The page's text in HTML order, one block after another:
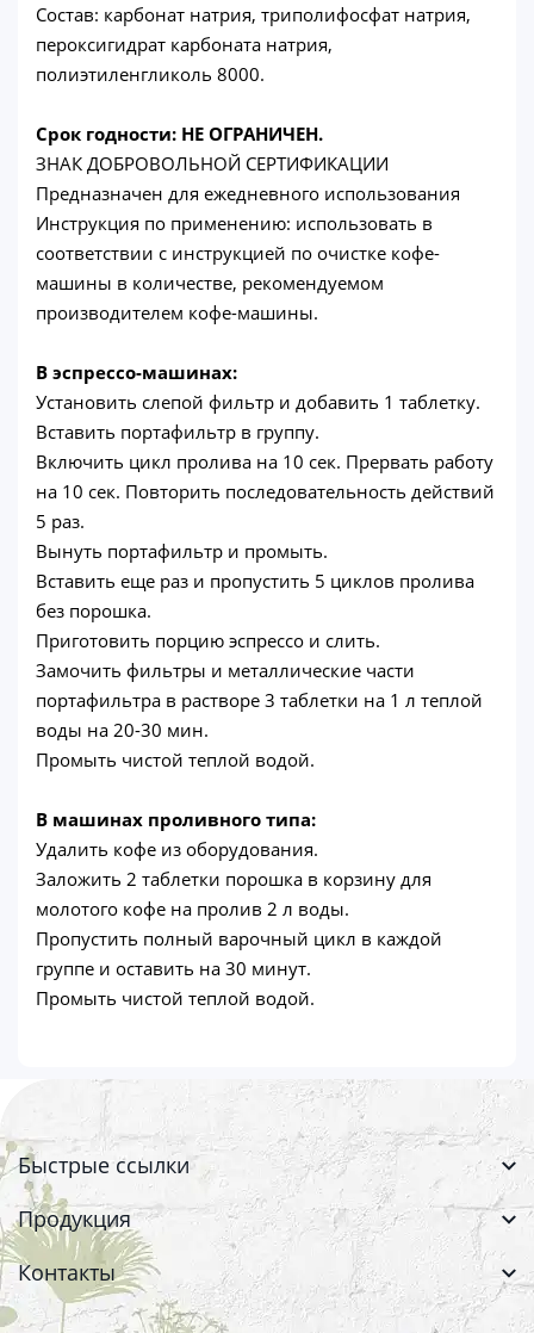
Состав: карбонат натрия, триполифосфат натрия,
пероксигидрат карбоната натрия,
полиэтиленгликоль 8000.
Срок годности: НЕ ОГРАНИЧЕН.
ЗНАК ДОБРОВОЛЬНОЙ СЕРТИФИКАЦИИ
Предназначен для ежедневного использования
Инструкция по применению: использовать в
соответствии с инструкцией по очистке кофе-
машины в количестве, рекомендуемом
производителем кофе-машины.
В эспрессо-машинах:
Установить слепой фильтр и добавить 1 таблетку.
Вставить портафильтр в группу.
Включить цикл пролива на 10 сек. Прервать работу
на 10 сек. Повторить последовательность действий
5 раз.
Вынуть портафильтр и промыть.
Вставить еще раз и пропустить 5 циклов пролива
без порошка.
Приготовить порцию эспрессо и слить.
Замочить фильтры и металлические части
портафильтра в растворе 3 таблетки на 1 л теплой
воды на 20-30 мин.
Промыть чистой теплой водой.
В машинах проливного типа:
Удалить кофе из оборудования.
Заложить 2 таблетки порошка в корзину для
молотого кофе на пролив 2 л воды.
Пропустить полный варочный цикл в каждой
группе и оставить на 30 минут.
Промыть чистой теплой водой.
Быстрые ссылки
Продукция
Контакты